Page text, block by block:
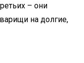
– они
на долгие,